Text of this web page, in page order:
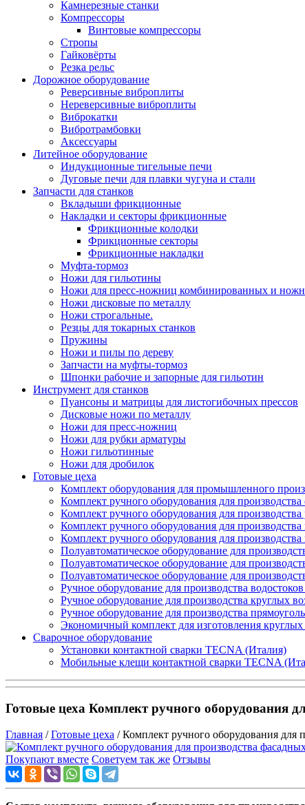
Камнерезные станки
Компрессоры
Винтовые компрессоры
Стропы
Гайковёрты
Резка рельс
Дорожное оборудование
Реверсивные виброплиты
Нереверсивные виброплиты
Виброкатки
Вибротрамбовки
Аксессуары
Литейное оборудование
Индукционные тигельные печи
Дуговые печи для плавки чугуна и стали
Запчасти для станков
Вкладыши фрикционные
Накладки и секторы фрикционные
Фрикционные колодки
Фрикционные секторы
Фрикционные накладки
Муфта-тормоз
Ножи для гильотины
Ножи для пресс-ножниц комбинированных и
Ножи дисковые по металлу
Ножи строгальные.
Резцы для токарных станков
Пружины
Ножи и пилы по дереву
Запчасти на муфты-тормоз
Шпонки рабочие и запорные для гильотин
Инструмент для станков
Пуансоны и матрицы для листогибочных прессов
Дисковые ножи по металлу
Ножи для пресс-ножниц
Ножи для рубки арматуры
Ножи гильотинные
Ножи для дробилок
Готовые цеха
Комплект оборудования для промышленного
Комплект ручного оборудования для
Комплект ручного оборудования для производства
Комплект ручного оборудования для
Комплект ручного оборудования для
Полуавтоматическое оборудование для
Полуавтоматическое оборудование для
Полуавтоматическое оборудование для
Ручное оборудование для производства
Ручное оборудование для производства круглых
Ручное оборудование для производства
Экономичный комплект для изготовления круглых
Сварочное оборудование
Установки контактной сварки TECNA (Италия)
Мобильные клещи контактной сварки TECNA
Готовые цеха Комплект ручного оборудования
Главная /Готовые цеха / Комплект ручного оборудования для
Покупают вместе Советуем так же Отзывы